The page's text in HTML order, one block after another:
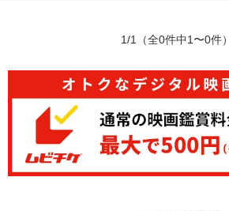
1/1 （全0件中1〜0件）